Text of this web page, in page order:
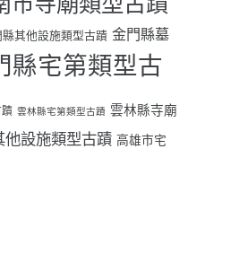
縣其他設施類型古蹟 金門縣墓
縣宅第類型古
雲林縣宅第類型古蹟 雲林縣寺廟
他設施類型古蹟 高雄市宅